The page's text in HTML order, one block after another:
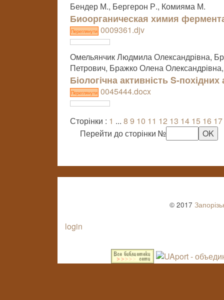
Бендер М., Бергерон Р., Комияма М.
Биоорганическая химия
Переглянути 0009361.djv
Омельянчик Людмила Олександрівна,
Петрович, Бражко Олена
Біологічна активність S-похідних
Переглянути 0045444.docx
Сторінки : 1 ... 8 9 10 11 12 13 14 15 16 17
Перейти до сторінки №
© 2017
login